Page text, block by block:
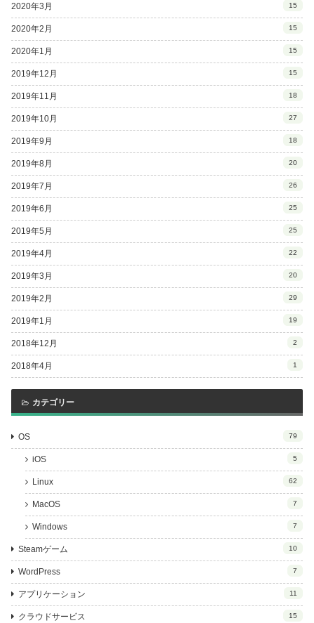
2020年3月 15
2020年2月 15
2020年1月 15
2019年12月 15
2019年11月 18
2019年10月 27
2019年9月 18
2019年8月 20
2019年7月 26
2019年6月 25
2019年5月 25
2019年4月 22
2019年3月 20
2019年2月 29
2019年1月 19
2018年12月 2
2018年4月 1
カテゴリー
OS 79
iOS 5
Linux 62
MacOS 7
Windows 7
Steamゲーム 10
WordPress 7
アプリケーション 11
クラウドサービス 15